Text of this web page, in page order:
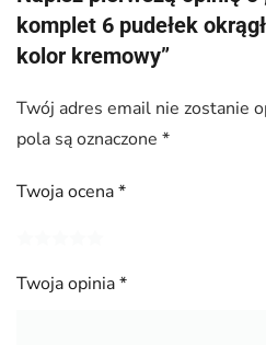
komplet 6 pudełek
kolor kremowy”
Twój adres email nie zostanie
pola są oznaczone *
Twoja ocena*
Twoja opinia*